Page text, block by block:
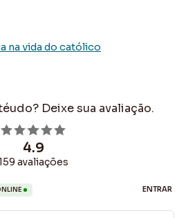
na vida do católico